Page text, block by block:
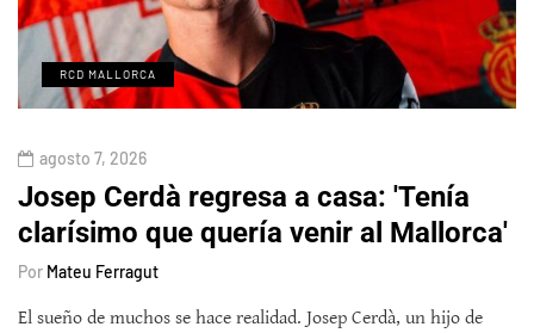
RCD MALLORCA
agosto 7, 2026
Josep Cerdà regresa a casa: 'Tenía
clarísimo que quería venir al Mallorca'
Por Mateu Ferragut
El sueño de muchos se hace realidad. Josep Cerdà, un hijo de